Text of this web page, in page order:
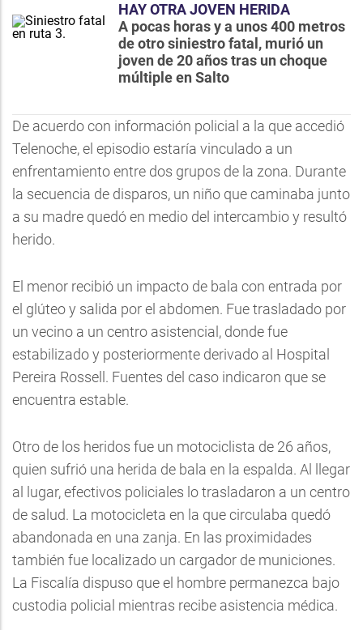
HAY OTRA JOVEN HERIDA
A pocas horas y a unos 400 metros
de otro siniestro fatal, murió un
joven de 20 años tras un choque
múltiple en Salto
De acuerdo con información policial a la que accedió
Telenoche, el episodio estaría vinculado a un
enfrentamiento entre dos grupos de la zona. Durante
la secuencia de disparos, un niño que caminaba junto
a su madre quedó en medio del intercambio y resultó
herido.
El menor recibió un impacto de bala con entrada por
el glúteo y salida por el abdomen. Fue trasladado por
un vecino a un centro asistencial, donde fue
estabilizado y posteriormente derivado al Hospital
Pereira Rossell. Fuentes del caso indicaron que se
encuentra estable.
Otro de los heridos fue un motociclista de 26 años,
quien sufrió una herida de bala en la espalda. Al llegar
al lugar, efectivos policiales lo trasladaron a un centro
de salud. La motocicleta en la que circulaba quedó
abandonada en una zanja. En las proximidades
también fue localizado un cargador de municiones.
La Fiscalía dispuso que el hombre permanezca bajo
custodia policial mientras recibe asistencia médica.